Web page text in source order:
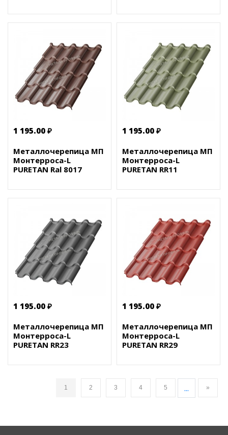
1 195.00 ₽
Металлочерепица МП
Монтерроса-L
PURETAN Ral 8017
1 195.00 ₽
Металлочерепица МП
Монтерроса-L
PURETAN RR11
1 195.00 ₽
Металлочерепица МП
Монтерроса-L
PURETAN RR23
1 195.00 ₽
Металлочерепица МП
Монтерроса-L
PURETAN RR29
1 2 3 4 5 ... »